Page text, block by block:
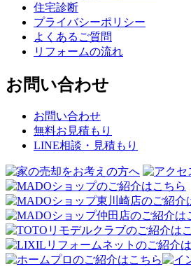
住宅診断
プライバシーポリシー
よくあるご質問
リフォームの流れ
お問い合わせ
お問い合わせ
無料お見積もり
LINE相談・見積もり